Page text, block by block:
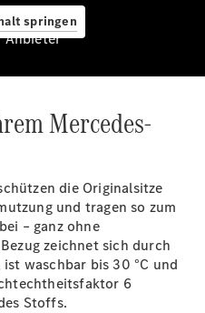
springen
Anbieter
Mercedes-
die Originalsitze
und tragen so zum
– ganz ohne
zeichnet sich durch
waschbar bis 30 °C und
6
Stoffs.